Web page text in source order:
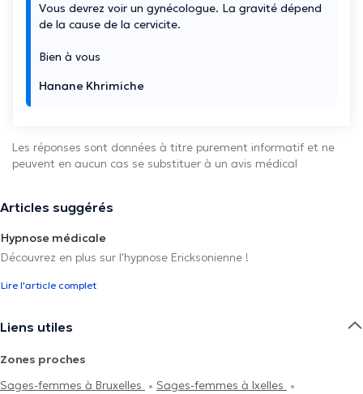
Vous devrez voir un gynécologue. La gravité dépend
de la cause de la cervicite.
Bien à vous
Hanane Khrimiche
Les réponses sont données à titre purement informatif et ne
peuvent en aucun cas se substituer à un avis médical
Articles suggérés
Hypnose médicale
Découvrez en plus sur l'hypnose Ericksonienne !
Lire l'article complet
Liens utiles
Zones proches
Sages-femmes à Bruxelles
Sages-femmes à Ixelles